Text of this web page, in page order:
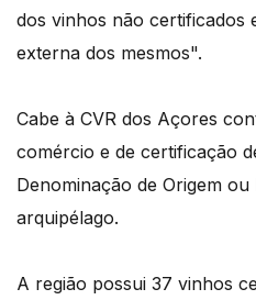
dos vinhos não certificados
externa dos mesmos".
Cabe à CVR dos Açores
comércio e de certificação
Denominação de Origem
arquipélago.
A região possui 37 vinhos